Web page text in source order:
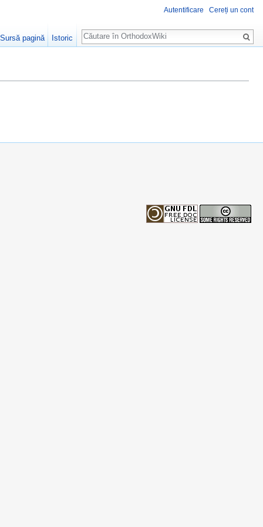
Autentificare Cereți un cont
Sursă pagină Istoric
Căutare